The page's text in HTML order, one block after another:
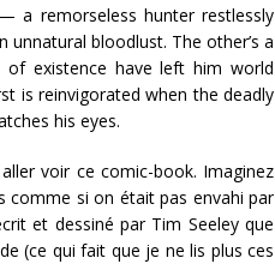
a remorseless hunter restlessly
bloodlust. The other’s a
of existence have left him world
is reinvigorated when the deadly
his eyes.
voir ce comic-book. Imaginez
comme si on était pas envahi par
et dessiné par Tim Seeley que
(ce qui fait que je ne lis plus ces